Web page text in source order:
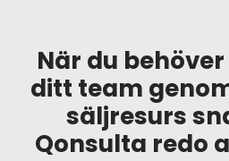
När du
ditt team
säljresurs
Qonsulta redo